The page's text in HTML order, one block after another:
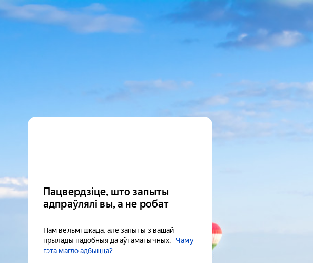
Пацвердзіце, што запыты
адпраўлялі вы, а не робат
Нам вельмі шкада, але запыты з вашай
прылады падобныя да аўтаматычных.
Чаму
гэта магло адбыцца?